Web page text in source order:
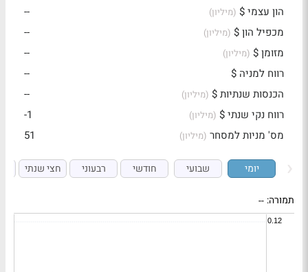
הון עצמי $ (מיליון)
--
מכפיל הון $ (מיליון)
--
מזומן $ (מיליון)
--
רווח למניה $
--
הכנסות שנתיות $ (מיליון)
--
רווח נקי שנתי $ (מיליון)
-1
מס' מניות למסחר (מיליון) 51
יומי שבועי חודשי רבעוני חצי שנתי
תמורה: --